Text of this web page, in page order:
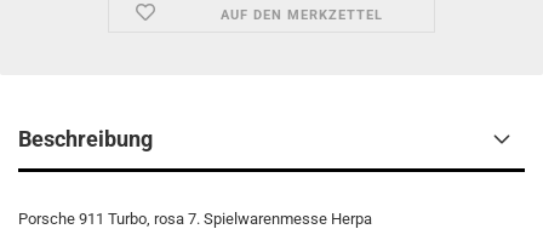
AUF DEN MERKZETTEL
Beschreibung
Porsche 911 Turbo, rosa 7. Spielwarenmesse Herpa